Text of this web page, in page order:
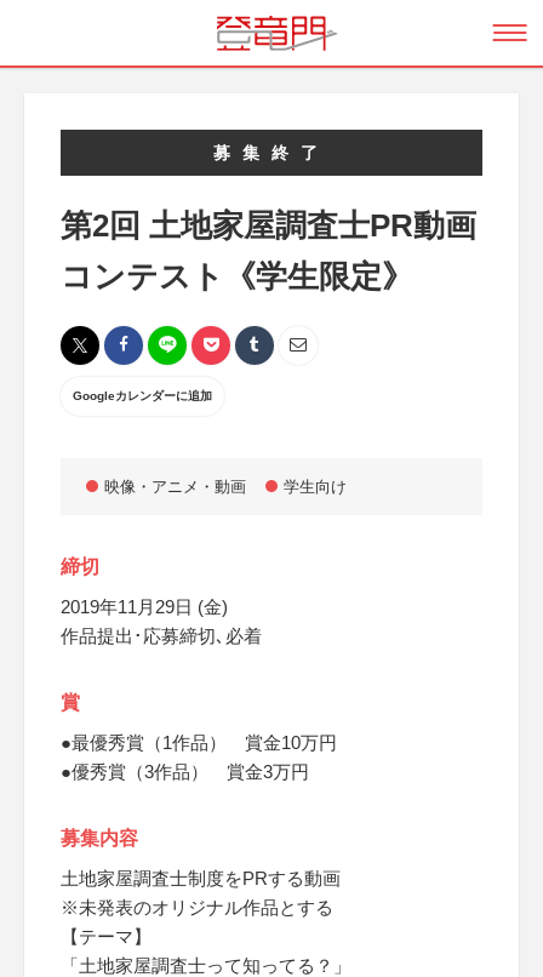
募集終了
第2回 土地家屋調査士PR動画
コンテスト《学生限定》
Googleカレンダーに追加
映像・アニメ・動画 学生向け
締切
2019年11月29日 (金)
作品提出･応募締切､必着
賞
●最優秀賞（1作品） 賞金10万円
●優秀賞（3作品） 賞金3万円
募集内容
土地家屋調査士制度をPRする動画
※未発表のオリジナル作品とする
【テーマ】
「土地家屋調査士って知ってる？」